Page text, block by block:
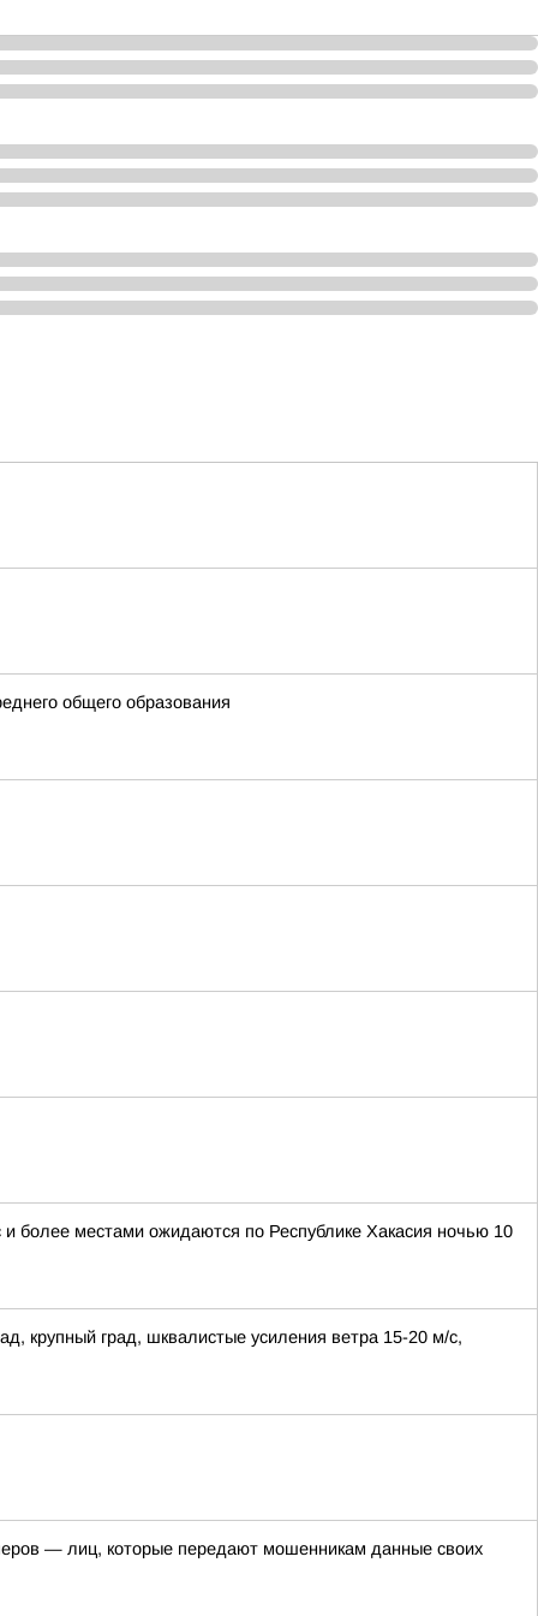
общего образования
более местами ожидаются по Республике Хакасия ночью 10
крупный град, шквалистые усиления ветра 15-20 м/с,
— лиц, которые передают мошенникам данные своих